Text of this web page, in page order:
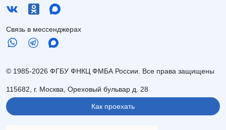
Связь в мессенджерах
© 1985-2026 ФГБУ ФНКЦ ФМБА России. Все права защищены
115682, г. Москва, Ореховый бульвар д. 28
Как проехать